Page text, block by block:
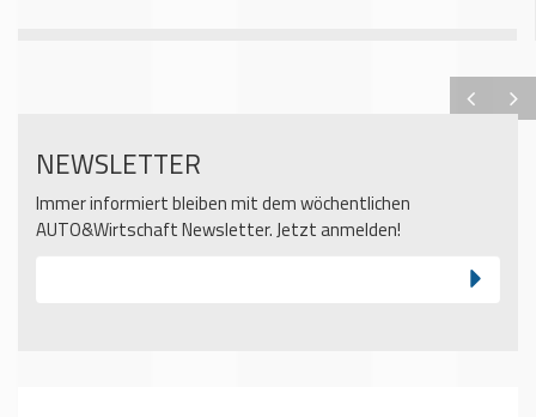
NEWSLETTER
Immer informiert bleiben mit dem wöchentlichen
AUTO&Wirtschaft Newsletter. Jetzt anmelden!